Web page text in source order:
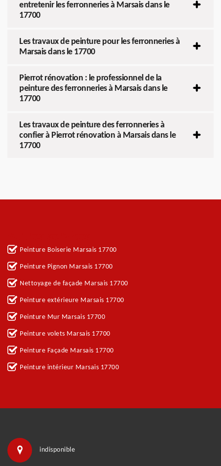
entretenir les ferronneries à Marsais dans le
17700
Les travaux de peinture pour les ferronneries à
Marsais dans le 17700
Pierrot rénovation : le professionnel de la
peinture des ferronneries à Marsais dans le
17700
Les travaux de peinture des ferronneries à
confier à Pierrot rénovation à Marsais dans le
17700
Peinture Boiserie Marsais 17700
Peinture Pignon Marsais 17700
Nettoyage de façade Marsais 17700
Peinture extérieure Marsais 17700
Peinture Mur Marsais 17700
Peinture volets Marsais 17700
Peinture Façade Marsais 17700
Peinture intérieur Marsais 17700
indisponible